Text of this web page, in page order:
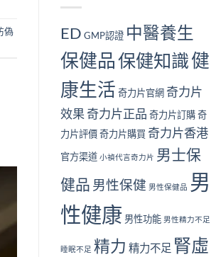
偽
大
號
與
補
腎
方
法〉
中
效
真
的
值
得
長
期
服
嗎？〉
片
身
體
好
嗎？
完
整
安
性
析
與
注
意
事
項〉
中
ED GMP認證 中醫養生
保健品保健知識健
康生活 奇力片官網 奇力片
效果 奇力片正品 奇力片訂購 奇
力片評價 奇力片購買 奇力片香港
官方渠道 小禎代言奇力片 男士保
健品 男性保健 男性保健品 男
性健康 男性功能 男性精力不足
睡眠不足 精力 精力不足 腎虛